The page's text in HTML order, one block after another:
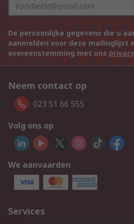
De persoonlijke gegevens die u
aanmelden voor deze mailinglijst
overeenstemming met ons
Neem contact op
023 51 66 555
Volg ons op
We aanvaarden
Services